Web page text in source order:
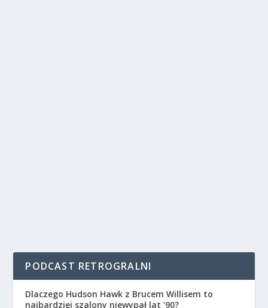
PODCAST RETROGRALNI
Dlaczego Hudson Hawk z Brucem Willisem to
najbardziej szalony niewypał lat ’90?